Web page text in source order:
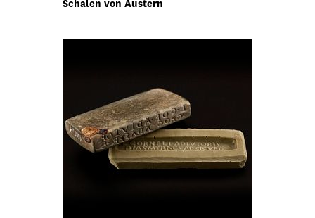
Schalen von Austern